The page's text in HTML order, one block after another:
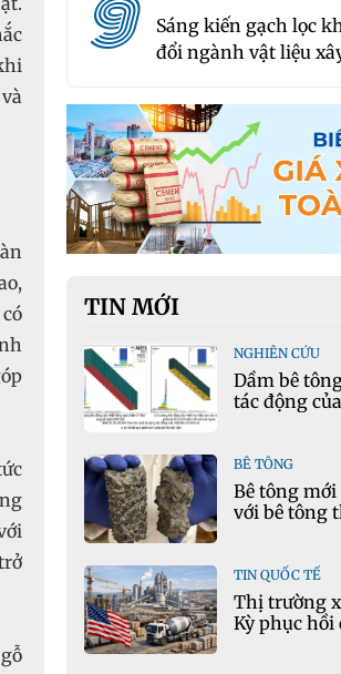
9
Sáng kiến gạch lọc
đổi ngành vật liệu
TIN MỚI
NGHIÊN CỨU
Dầm bê
tác động
BÊ TÔNG
Bê tông
với bê tông
TIN QUỐC TẾ
Thị trường
Kỳ phục